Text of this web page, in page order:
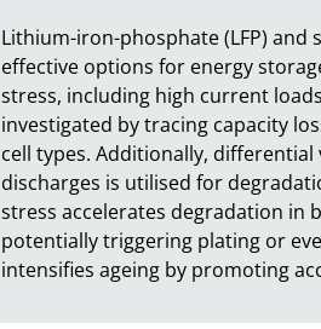
Lithium-iron-phosphate (LFP) and
effective options for energy
stress, including high current
investigated by tracing capacity
cell types. Additionally,
discharges is utilised for
stress accelerates degradation in
potentially triggering plating or
intensifies ageing by promoting